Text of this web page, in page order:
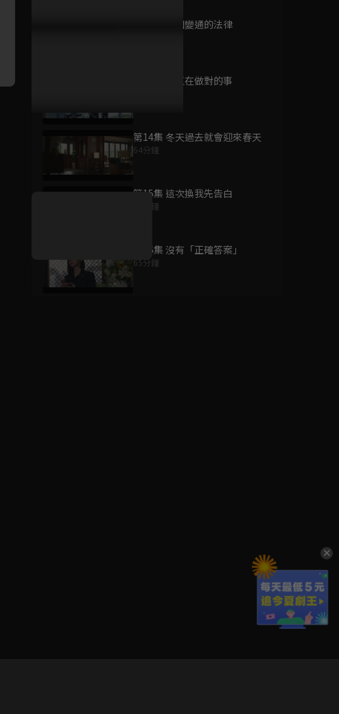
第12集 不知變通的法律
第13集 一直在做對的事
第14集 冬天過去就會迎來春天
64分鐘
第15集 這次換我先告白
60分鐘
第16集 沒有「正確答案」
65分鐘
黑色止血鉗
好康資訊
7/21-8/20，盛夏追劇祭
7月21日-8月20日